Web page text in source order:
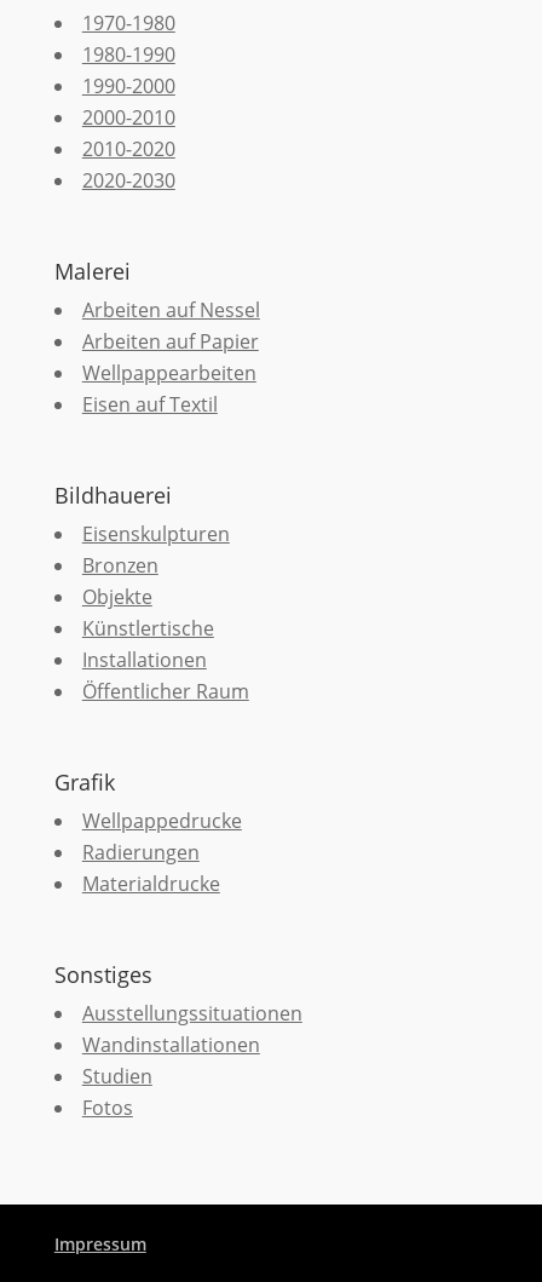
1970-1980
1980-1990
1990-2000
2000-2010
2010-2020
2020-2030
Malerei
Arbeiten auf Nessel
Arbeiten auf Papier
Wellpappearbeiten
Eisen auf Textil
Bildhauerei
Eisenskulpturen
Bronzen
Objekte
Künstlertische
Installationen
Öffentlicher Raum
Grafik
Wellpappedrucke
Radierungen
Materialdrucke
Sonstiges
Ausstellungssituationen
Wandinstallationen
Studien
Fotos
Impressum